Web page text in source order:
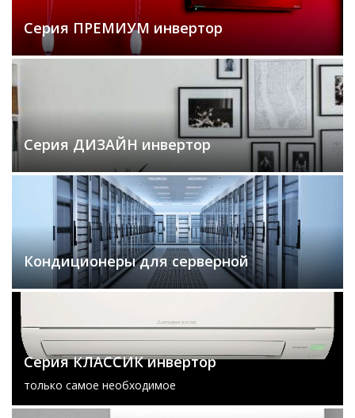
Серия ПРЕМИУМ инвертор
Серия ДИЗАЙН инвертор
Кондиционеры для серверной
Серия КЛАССИК инвертор
только самое необходимое